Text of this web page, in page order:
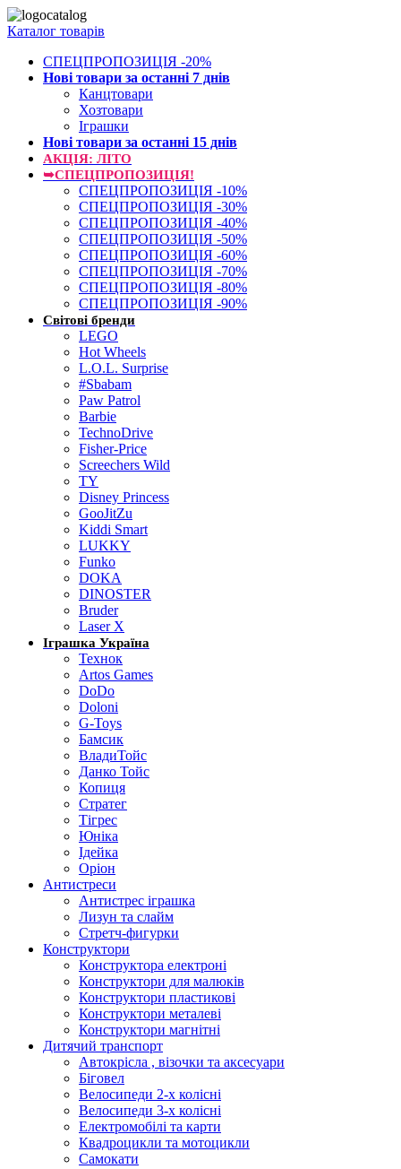
Каталог товарів
СПЕЦПРОПОЗИЦІЯ -20%
Нові товари за останнi 7 днiв
Канцтовари
Хозтовари
Іграшки
Нові товари за останнi 15 днiв
АКЦІЯ: ЛІТО
➥СПЕЦПРОПОЗИЦІЯ!
СПЕЦПРОПОЗИЦІЯ -10%
СПЕЦПРОПОЗИЦІЯ -30%
СПЕЦПРОПОЗИЦІЯ -40%
СПЕЦПРОПОЗИЦІЯ -50%
СПЕЦПРОПОЗИЦІЯ -60%
СПЕЦПРОПОЗИЦІЯ -70%
СПЕЦПРОПОЗИЦІЯ -80%
СПЕЦПРОПОЗИЦІЯ -90%
Світові бренди
LEGO
Hot Wheels
L.O.L. Surprise
#Sbabam
Paw Patrol
Barbie
TechnoDrive
Fisher-Price
Screechers Wild
TY
Disney Princess
GooJitZu
Kiddi Smart
LUKKY
Funko
DOKA
DINOSTER
Bruder
Laser X
Іграшка Україна
Технок
Artos Games
DoDo
Doloni
G-Toys
Бамсик
ВладиТойс
Данко Тойс
Копиця
Стратег
Тігрес
Юніка
Ідейка
Оріон
Антистреси
Антистрес іграшка
Лизун та слайм
Стретч-фигурки
Конструктори
Конструктора електроні
Конструктори для малюків
Конструктори пластикові
Конструктори металеві
Конструктори магнітні
Дитячий транспорт
Автокрісла , візочки та аксесуари
Біговел
Велосипеди 2-х колісні
Велосипеди 3-х колісні
Електромобілі та карти
Квадроцикли та мотоцикли
Самокати